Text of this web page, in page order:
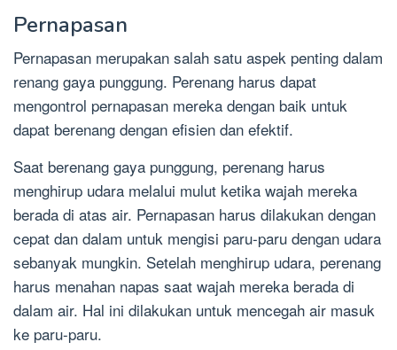
Pernapasan
Pernapasan merupakan salah satu aspek penting dalam
renang gaya punggung. Perenang harus dapat
mengontrol pernapasan mereka dengan baik untuk
dapat berenang dengan efisien dan efektif.
Saat berenang gaya punggung, perenang harus
menghirup udara melalui mulut ketika wajah mereka
berada di atas air. Pernapasan harus dilakukan dengan
cepat dan dalam untuk mengisi paru-paru dengan udara
sebanyak mungkin. Setelah menghirup udara, perenang
harus menahan napas saat wajah mereka berada di
dalam air. Hal ini dilakukan untuk mencegah air masuk
ke paru-paru.